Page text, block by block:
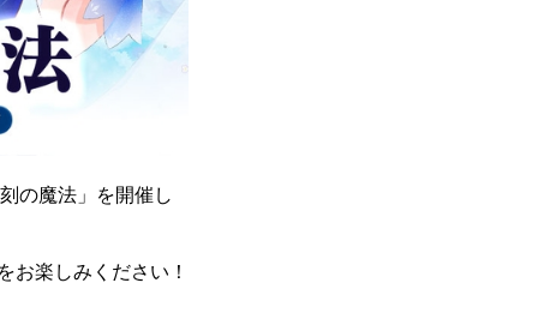
の魔法」を開催し
お楽しみください！